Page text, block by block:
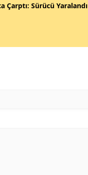
Çarptı: Sürücü Yaralandı